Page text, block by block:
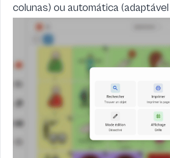
colunas) ou automática